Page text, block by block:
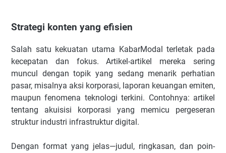
Strategi konten yang efisien
Salah satu kekuatan utama KabarModal terletak pada
kecepatan dan fokus. Artikel-artikel mereka sering
muncul dengan topik yang sedang menarik perhatian
pasar, misalnya aksi korporasi, laporan keuangan emiten,
maupun fenomena teknologi terkini. Contohnya: artikel
tentang akuisisi korporasi yang memicu pergeseran
struktur industri infrastruktur digital.
Dengan format yang jelas—judul, ringkasan, dan poin-